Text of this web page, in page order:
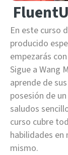
En este curso
producido
empezarás
Sigue a Wang
aprende de
posesión de
saludos
curso cubre
habilidades en
mismo.